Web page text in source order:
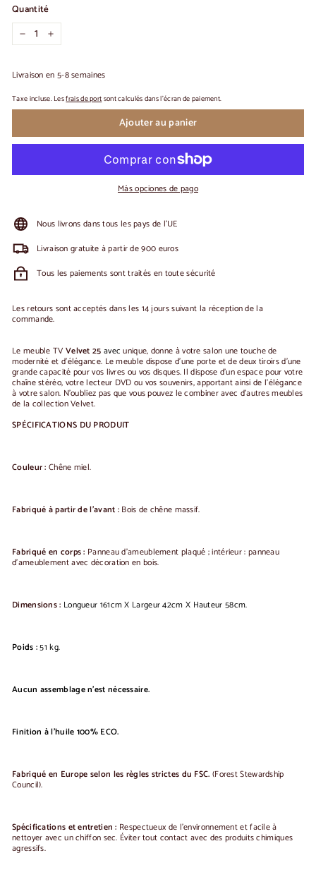
Quantité
+
Livraison en 5-8 semaines
Taxe incluse. Lesfrais de portsont calculés dans l'écran de paiement.
Ajouter au panier
Más opciones de pago
Nous livrons dans tous les pays de l'UE
Livraison gratuite à partir de 900 euros
Tous les paiements sont traités en toute sécurité
Les retours sont acceptés dans les 14 jours suivant la réception de la
commande.
Le meuble TV Velvet25 avec unique, donne à votre salon une touche de
modernité et d'élégance. Le meuble dispose d'une porte et de deux tiroirs d'une
grande capacité pour vos livres ou vos disques. Il dispose d'un espace pour votre
chaîne stéréo, votre lecteur DVD ou vos souvenirs, apportant ainsi de l'élégance
à votre salon. N'oubliez pas que vous pouvez le combiner avec d'autres meubles
de la collection Velvet.
SPÉCIFICATIONS DU PRODUIT
Couleur : Chêne miel.
Fabriqué à partir de l'avant : Bois de chêne massif.
Fabriqué en corps : Panneau d'ameublement plaqué ;intérieur : panneau
d'ameublement avec décoration en bois.
Dimensions : Longueur 161cm X Largeur 42cm X Hauteur 58cm.
Poids :51 kg.
Aucun assemblage n'est nécessaire.
Finition à l'huile 100% ECO.
Fabriqué en Europe selon les règles strictes du FSC. (Forest Stewardship
Council).
Spécifications et entretien : Respectueux de l'environnement et facile à
nettoyer avec un chiffon sec. Éviter tout contact avec des produits chimiques
agressifs.